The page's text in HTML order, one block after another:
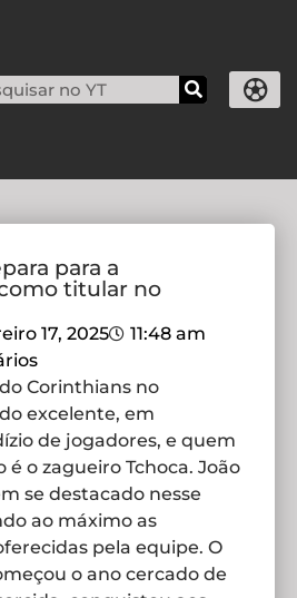
para a
titular no
17, 2025
11:48 am
Corinthians no
excelente, em
de jogadores, e quem
o zagueiro Tchoca. João
se destacado nesse
ao máximo as
pela equipe. O
o ano cercado de